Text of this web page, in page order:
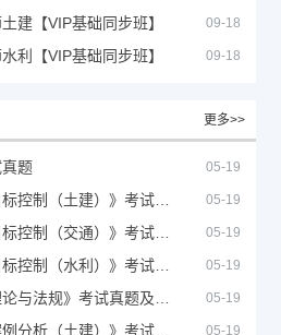
建【VIP基础同步班】 09-18
利【VIP基础同步班】 09-18
更多>>
题 05-19
05-19
05-19
05-19
05-19
05-19